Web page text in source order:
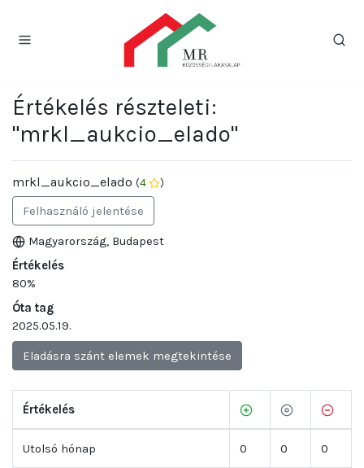
Értékelés részteleti:
"mrkl_aukcio_elado"
mrkl_aukcio_elado (4 )
Felhasználó jelentése
Magyarország, Budapest
Értékelés
80%
Óta tag
2025.05.19.
Eladásra szánt elemek megtekintése
Értékelés
Utolsó hónap 0 0 0